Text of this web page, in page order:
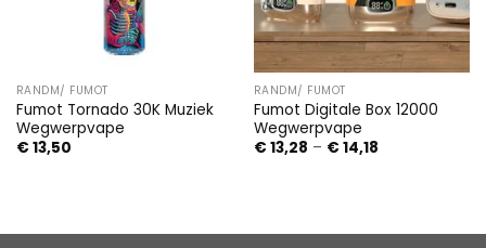
RANDM/ FUMOT
Fumot Tornado 30K Muziek
Wegwerpvape
€13,50
RANDM/ FUMOT
Fumot Digitale Box 12000
Wegwerpvape
€13,28 – €14,18Price